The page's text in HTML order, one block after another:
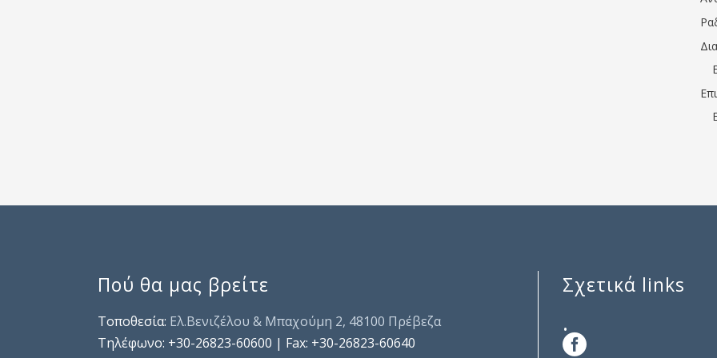
Πού θα μας βρείτε
Τοποθεσία: Ελ.Βενιζέλου & Μπαχούμη 2, 48100 Πρέβεζα
Τηλέφωνo: +30-26823-60600 | Fax: +30-26823-60640
Σχετικά links
.